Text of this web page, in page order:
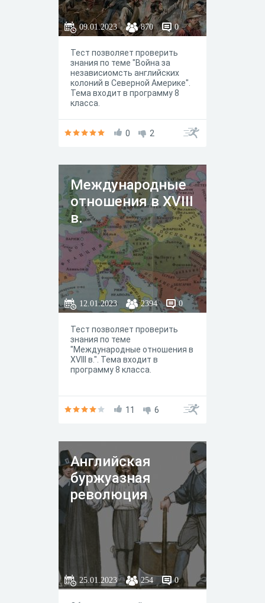
09.01.2023 870 0
Тест позволяет проверить
знания по теме "Война за
независиомсть английских
колоний в Северной Америке".
Тема входит в программу 8
класса.
0 2
Международные
отношения в XVIII
в.
12.01.2023 2394 0
Тест позволяет проверить
знания по теме
"Международные отношения в
XVIII в.". Тема входит в
программу 8 класса.
11 6
Английская
буржуазная
революция
25.01.2023 254 0